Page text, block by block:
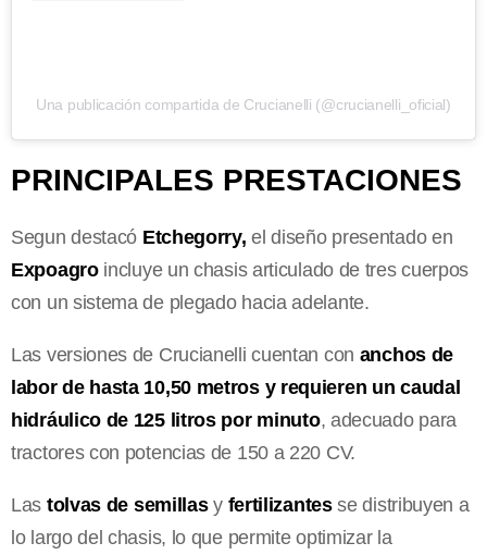
Una publicación compartida de Crucianelli (@crucianelli_oficial)
PRINCIPALES PRESTACIONES
Segun destacó Etchegorry, el diseño presentado en
Expoagroincluye un chasis articulado de tres cuerpos
con un sistema de plegado hacia adelante.
Las versiones de Crucianelli cuentan con anchos de
labor de hasta 10,50 metros y requieren un caudal
hidráulico de 125 litros por minuto, adecuado para
tractores con potencias de 150 a 220 CV.
Las tolvas de semillasyfertilizantesse distribuyen a
lo largo del chasis, lo que permite optimizar la